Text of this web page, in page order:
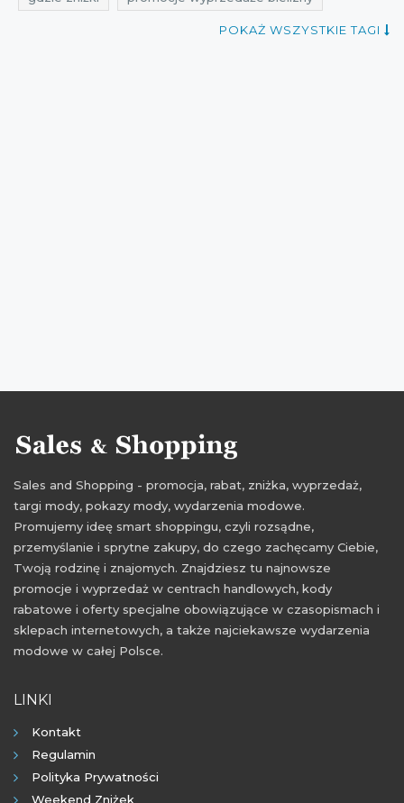
POKAŻ WSZYSTKIE TAGI
Sales and Shopping - promocja, rabat, zniżka, wyprzedaż,
targi mody, pokazy mody, wydarzenia modowe.
Promujemy ideę smart shoppingu, czyli rozsądne,
przemyślanie i sprytne zakupy, do czego zachęcamy Ciebie,
Twoją rodzinę i znajomych. Znajdziesz tu najnowsze
promocje i wyprzedaż w centrach handlowych, kody
rabatowe i oferty specjalne obowiązujące w czasopismach i
sklepach internetowych, a także najciekawsze wydarzenia
modowe w całej Polsce.
LINKI
Kontakt
Regulamin
Polityka Prywatności
Weekend Zniżek